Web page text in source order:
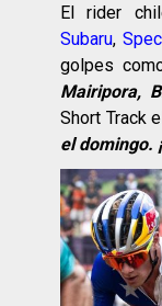
El rider
Subaru,
golpes
Mairipora,
Short Track
el domingo.